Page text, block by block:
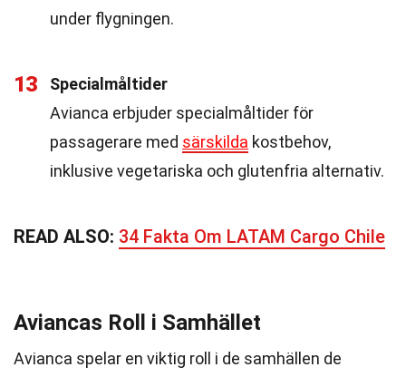
under flygningen.
13
Specialmåltider
Avianca erbjuder specialmåltider för
passagerare med särskilda kostbehov,
inklusive vegetariska och glutenfria alternativ.
READ ALSO: 34 Fakta Om LATAM Cargo Chile
Aviancas Roll i Samhället
Avianca spelar en viktig roll i de samhällen de